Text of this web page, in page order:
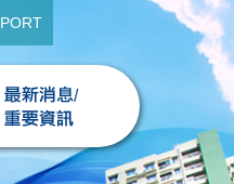
PORT